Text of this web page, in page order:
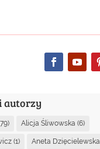
autorzy
Alicja Śliwowska (6)
(1) Aneta Dzięcielewska